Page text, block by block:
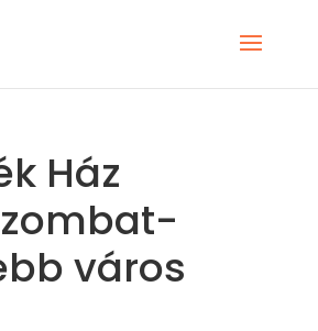
Ház
város